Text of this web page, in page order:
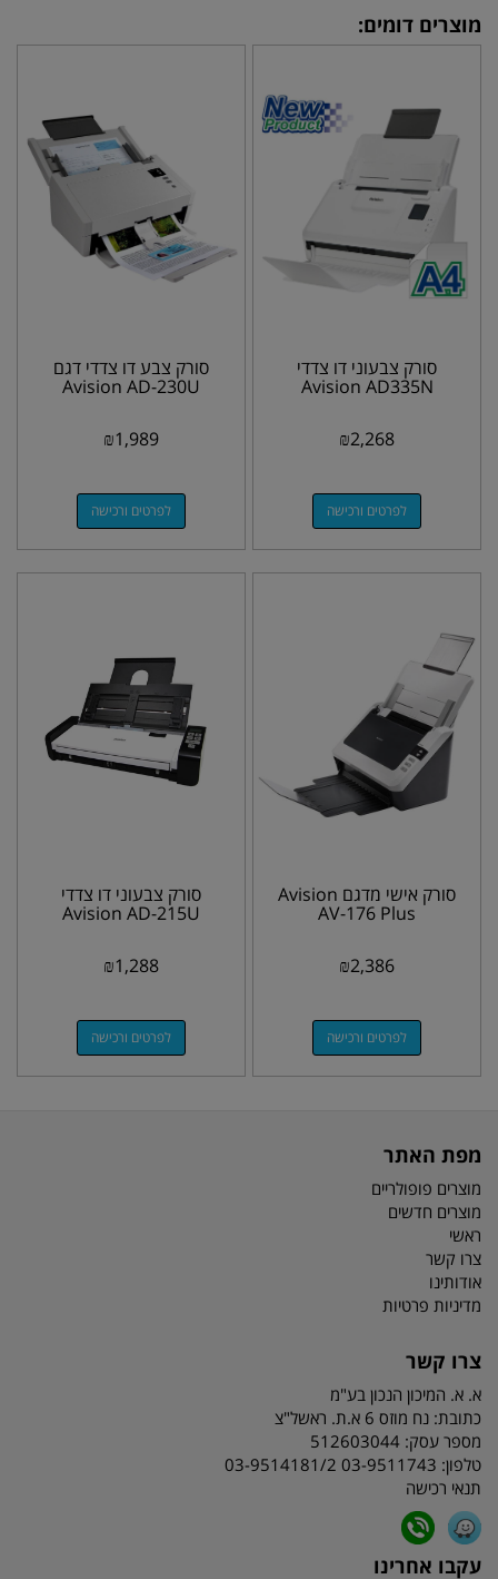
מוצרים דומים:
סורק צבעוני דו צדדי
Avision AD335N
₪2,268
לפרטים ורכישה
סורק צבע דו צדדי דגם
Avision AD-230U
₪1,989
לפרטים ורכישה
סורק אישי מדגם Avision
AV-176 Plus
₪2,386
לפרטים ורכישה
סורק צבעוני דו צדדי
Avision AD-215U
₪1,288
לפרטים ורכישה
מפת האתר
מוצרים פופולריים
מוצרים חדשים
ראשי
צרו קשר
אודותינו
מדיניות פרטיות
צרו קשר
א. א. המיכון הנכון בע"מ
כתובת: נח מוזס 6 א.ת. ראשל"צ
מספר עסק: 512603044
טלפון: 03-9511743 03-9514181/2
תנאי רכישה
עקבו אחרינו